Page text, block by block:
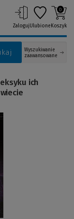
Wyszukiwanie
zaawansowane
ZalogujUlubione
0
Koszyk
ich